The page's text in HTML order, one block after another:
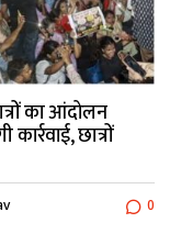
का आंदोलन
छात्रों
0